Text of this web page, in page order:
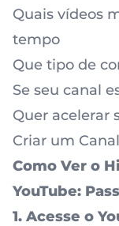
Quais vídeos
tempo
Que tipo de
Se seu canal
Quer acelerar
Criar um
Como Ver o
YouTube:
1. Acesse o